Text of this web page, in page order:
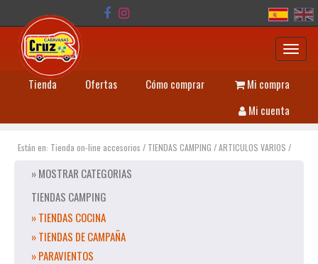
Tienda Ofertas Cómo comprar
Mi compra
Mi cuenta
Están en: Tienda on-line accesorios / TIENDAS CAMPING /ARTICULOS VARIOS /
» MOSTRAR CATEGORIAS
TIENDAS CAMPING
» TIENDAS COCINA
» TIENDAS DE CAMPAÑA
» PARAVIENTOS